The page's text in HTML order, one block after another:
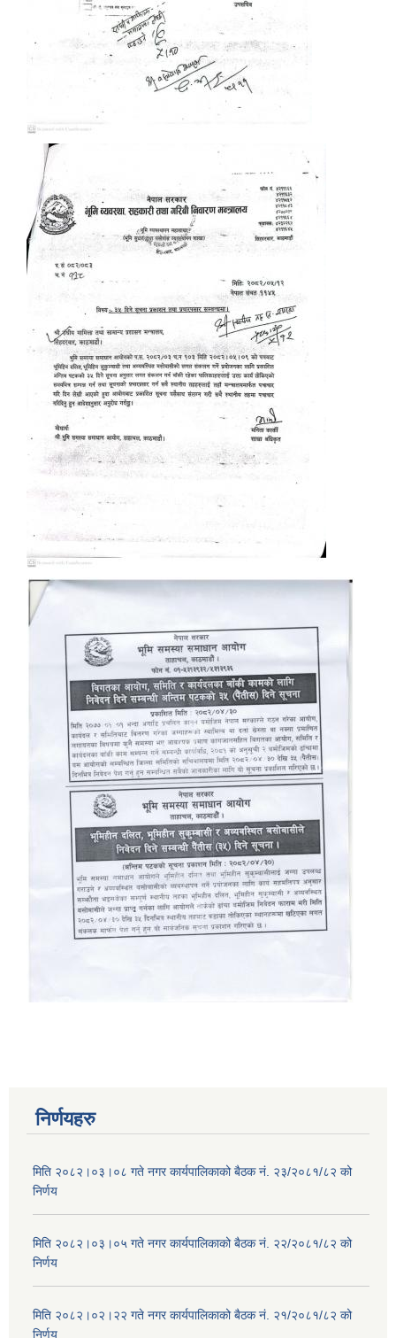
निर्णयहरु
मिति २०८२।०३।०८ गते नगर कार्यपालिकाको बैठक नं. २३/२०८१/८२ को
निर्णय
मिति २०८२।०३।०५ गते नगर कार्यपालिकाको बैठक नं. २२/२०८१/८२ को
निर्णय
मिति २०८२।०२।२२ गते नगर कार्यपालिकाको बैठक नं. २१/२०८१/८२ को
निर्णय